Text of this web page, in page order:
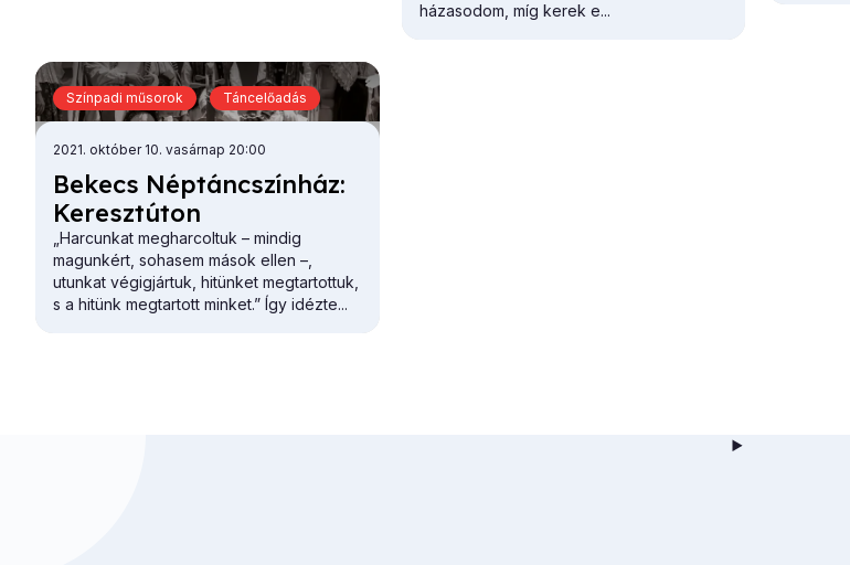
házasodom, míg kerek e...
Be­kecs Nép­tánc­szín­ház:
Ke­reszt­úton
2021. október 10. vasárnap 20:00
„Harcunkat megharcoltuk – mindig
magunkért, sohasem mások ellen –,
utunkat végigjártuk, hitünket megtartottuk,
s a hitünk megtartott minket.” Így idézte...
Színpadi műsorok Táncelőadás